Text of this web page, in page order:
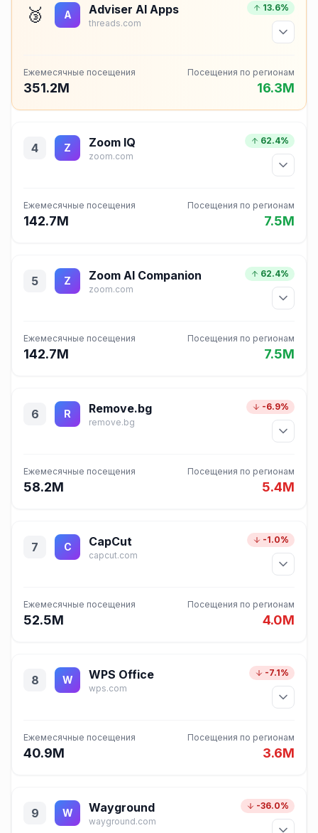
🥉 A Adviser AI Apps
threads.com
13.6%
Ежемесячные посещения
351.2M
Посещения по регионам
16.3M
4 Z Zoom IQ
zoom.com
62.4%
Ежемесячные посещения
142.7M
Посещения по регионам
7.5M
5 Z Zoom AI Companion
zoom.com
62.4%
Ежемесячные посещения
142.7M
Посещения по регионам
7.5M
6 R Remove.bg
remove.bg
-6.9%
Ежемесячные посещения
58.2M
Посещения по регионам
5.4M
7 C CapCut
capcut.com
-1.0%
Ежемесячные посещения
52.5M
Посещения по регионам
4.0M
8 W WPS Office
wps.com
-7.1%
Ежемесячные посещения
40.9M
Посещения по регионам
3.6M
9 W Wayground
wayground.com
-36.0%